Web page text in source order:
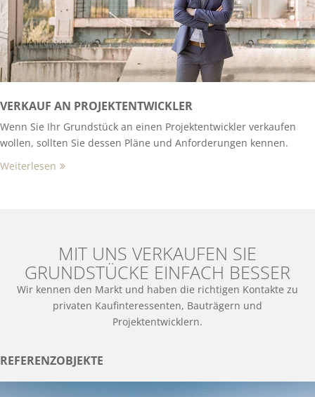
VERKAUF AN PROJEKTENTWICKLER
Wenn Sie Ihr Grundstück an einen Projektentwickler verkaufen
wollen, sollten Sie dessen Pläne und Anforderungen kennen.
Weiterlesen
MIT UNS VERKAUFEN SIE
GRUNDSTÜCKE EINFACH BESSER
Wir kennen den Markt und haben die richtigen Kontakte zu
privaten Kaufinteressenten, Bauträgern und
Projektentwicklern.
REFERENZOBJEKTE